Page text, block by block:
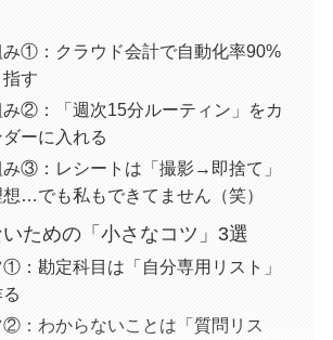
み①：クラウド会計で自動化率90%
指す
み②：「週次15分ルーティン」をカ
ダーに入れる
み③：レシートは「撮影→即捨て」
想…でも私もできてません（笑）
ための「小さなコツ」3選
①：勘定科目は「自分専用リスト」
②：わからないことは「質問リス